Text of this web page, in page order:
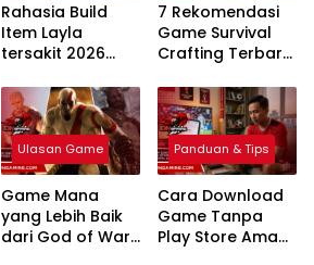
Rahasia Build
Item Layla
tersakit 2026
mati Bikin Musuh
Kena Mental
7 Rekomendasi
Game Survival
Crafting Terbaru
Realistis
Ulasan Game
Game Mana
yang Lebih Baik
dari God of War:
Panduan & Tips
Cara Download
Game Tanpa
Play Store Aman